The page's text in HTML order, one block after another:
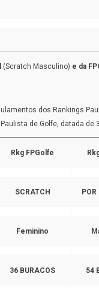
(Scratch Masculino) e da
dos Rankings
de Golfe, datada
Rkg FPGolfe
SCRATCH
Feminino
36 BURACOS 54